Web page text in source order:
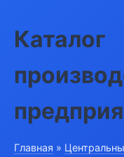
Каталог
Главная »